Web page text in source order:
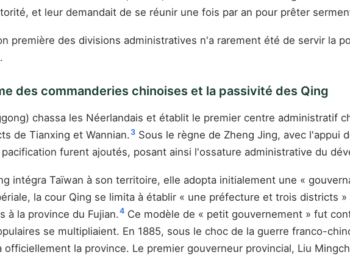
et leur demandait de se réunir une fois par an pour prêter
première des divisions administratives n'a rarement été de servir la
des commanderies chinoises et la passivité des Qing
chassa les Néerlandais et établit le premier centre
de Tianxing et Wannian. 3 Sous le règne de Zheng Jing, avec l'appui
furent ajoutés, posant ainsi l'ossature administrative du
intégra Taïwan à son territoire, elle adopta initialement une «
la cour Qing se limita à établir « une préfecture et trois districts
à la province du Fujian.4 Ce modèle de « petit gouvernement » fut
se multipliaient. En 1885, sous le choc de la guerre franco-
la province. Le premier gouverneur provincial, Liu